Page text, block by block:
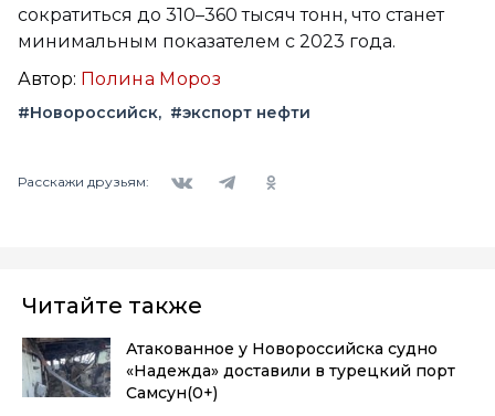
сократиться до 310–360 тысяч тонн, что станет
минимальным показателем с 2023 года.
Автор: Полина Мороз
#Новороссийск #экспорт нефти
Расскажи друзьям:
Читайте также
Атакованное у Новороссийска судно
«Надежда» доставили в турецкий порт
Самсун(0+)